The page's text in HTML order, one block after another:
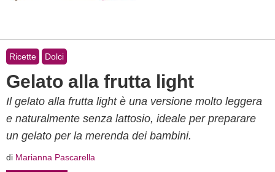
Ricette Dolci
Gelato alla frutta light
Il gelato alla frutta light è una versione molto leggera
e naturalmente senza lattosio, ideale per preparare
un gelato per la merenda dei bambini.
di Marianna Pascarella